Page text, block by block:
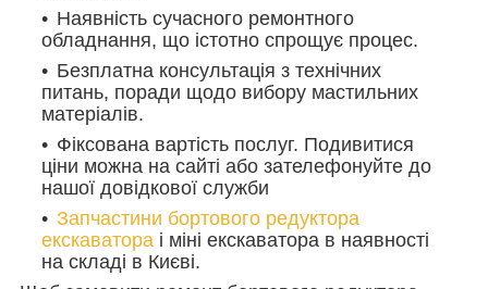
Наявність сучасного ремонтного
обладнання, що істотно спрощує процес.
Безплатна консультація з технічних
питань, поради щодо вибору мастильних
матеріалів.
Фіксована вартість послуг. Подивитися
ціни можна на сайті або зателефонуйте до
нашої довідкової служби
Запчастини бортового редуктора
екскаватора і міні екскаватора в наявності
на складі в Києві.